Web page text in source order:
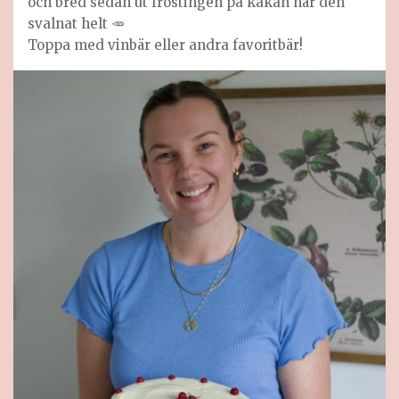
svalnat helt 🥕
Toppa med vinbär eller andra favoritbär!